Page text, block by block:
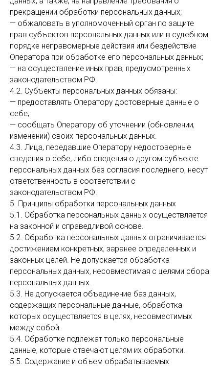
прекращении обработки персональных данных;
— обжаловать в уполномоченный орган по защите
прав субъектов персональных данных или в судебном
порядке неправомерные действия или бездействие
Оператора при обработке его персональных данных;
— на осуществление иных прав, предусмотренных
законодательством РФ.
4.2. Субъекты персональных данных обязаны:
— предоставлять Оператору достоверные данные о
себе;
— сообщать Оператору об уточнении (обновлении,
изменении) своих персональных данных.
4.3. Лица, передавшие Оператору недостоверные
сведения о себе, либо сведения о другом субъекте
персональных данных без согласия последнего, несут
ответственность в соответствии с
законодательством РФ.
5. Принципы обработки персональных данных
5.1. Обработка персональных данных осуществляется
на законной и справедливой основе.
5.2. Обработка персональных данных ограничивается
достижением конкретных, заранее определенных и
законных целей. Не допускается обработка
персональных данных, несовместимая с целями сбора
персональных данных.
5.3. Не допускается объединение баз данных,
содержащих персональные данные, обработка
которых осуществляется в целях, несовместимых
между собой.
5.4. Обработке подлежат только персональные
данные, которые отвечают целям их обработки.
5.5. Содержание и объем обрабатываемых